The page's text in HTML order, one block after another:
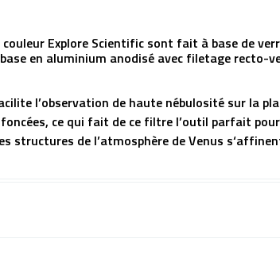
Explore Scientific sont fait à base de
en aluminium anodisé avec filetage recto-
l’observation de haute nébulosité sur la
ce qui fait de ce filtre l’outil parfait
structures de l’atmosphère de Venus